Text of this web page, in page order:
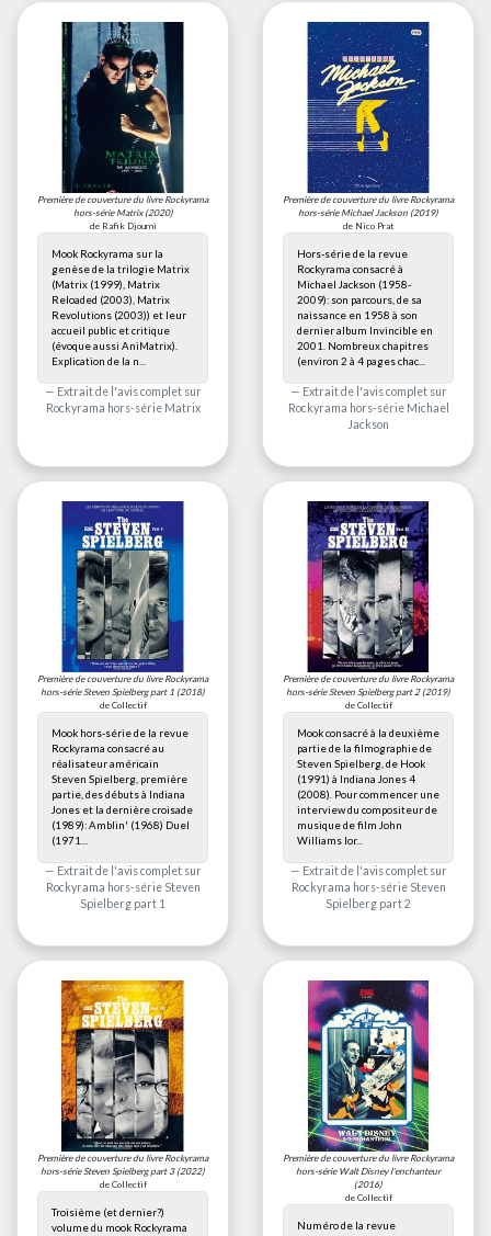
Première de couverture du livre Rockyrama
hors-série Matrix(2020)
de Rafik Djoumi
Mook Rockyrama sur la
genèse de la trilogie Matrix
(Matrix (1999), Matrix
Reloaded (2003), Matrix
Revolutions (2003)) et leur
accueil public et critique
(évoque aussi AniMatrix).
Explication de la n...
Extrait de l'avis complet sur
Rockyrama hors-série Matrix
Première de couverture du livre Rockyrama
hors-série Michael Jackson (2019)
de Nico Prat
Hors-série de la revue
Rockyrama consacré à
Michael Jackson (1958-
2009): son parcours, de sa
naissance en 1958 à son
dernier album Invincible en
2001. Nombreux chapitres
(environ 2 à 4 pages chac...
Extrait de l'avis complet sur
Rockyrama hors-série Michael
Jackson
Première de couverture du livre Rockyrama
hors-série Steven Spielberg part 1 (2018)
de Collectif
Mook hors-série de la revue
Rockyrama consacré au
réalisateur américain
Steven Spielberg, première
partie, des débuts à Indiana
Jones et la dernière croisade
(1989): Amblin' (1968) Duel
(1971...
Extrait de l'avis complet sur
Rockyrama hors-série Steven
Spielberg part 1
Première de couverture du livre Rockyrama
hors-série Steven Spielberg part 2(2019)
de Collectif
Mook consacré à la deuxième
partie de la filmographie de
Steven Spielberg, de Hook
(1991) à Indiana Jones 4
(2008). Pour commencer une
interview du compositeur de
musique de film John
Williams lor...
Extrait de l'avis complet sur
Rockyrama hors-série Steven
Spielberg part 2
Première de couverture du livre Rockyrama
hors-série Steven Spielberg part 3(2022)
de Collectif
Troisième (et dernier?)
volume du mook Rockyrama
Première de couverture du livre Rockyrama
hors-série Walt Disney l'enchanteur
(2016)
de Collectif
Numéro de la revue